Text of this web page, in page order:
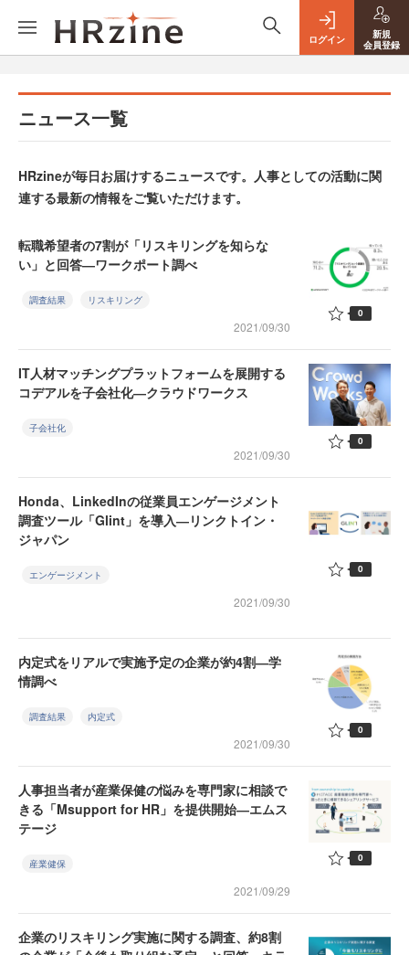
ログイン
新規
会員登録
ニュース一覧
HRzineが毎日お届けするニュースです。人事としての活動に関
連する最新の情報をご覧いただけます。
転職希望者の7割が「リスキリングを知らな
い」と回答―ワークポート調べ
調査結果 リスキリング
2021/09/30
0
IT人材マッチングプラットフォームを展開する
コデアルを子会社化―クラウドワークス
子会社化
2021/09/30
0
Honda、LinkedInの従業員エンゲージメント
調査ツール「Glint」を導入―リンクトイン・
ジャパン
エンゲージメント
2021/09/30
0
内定式をリアルで実施予定の企業が約4割―学
情調べ
調査結果 内定式
2021/09/30
0
人事担当者が産業保健の悩みを専門家に相談で
きる「Msupport for HR」を提供開始―エムス
テージ
産業健保
2021/09/29
0
企業のリスキリング実施に関する調査、約8割